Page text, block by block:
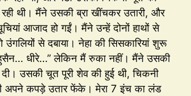
थी। मैंने उसकी ब्रा खींचकर उतारी, और
आजाद हो गईं। मैंने उन्हें दोनों हाथों से
उंगलियों से दबाया। नेहा की सिसकारियां शुरू
धीरे…” लेकिन मैं रुका नहीं। मैंने उसकी
उसकी चूत पूरी शेव की हुई थी, चिकनी
अपने कपड़े उतार फेंके। मेरा 7 इंच का लंड